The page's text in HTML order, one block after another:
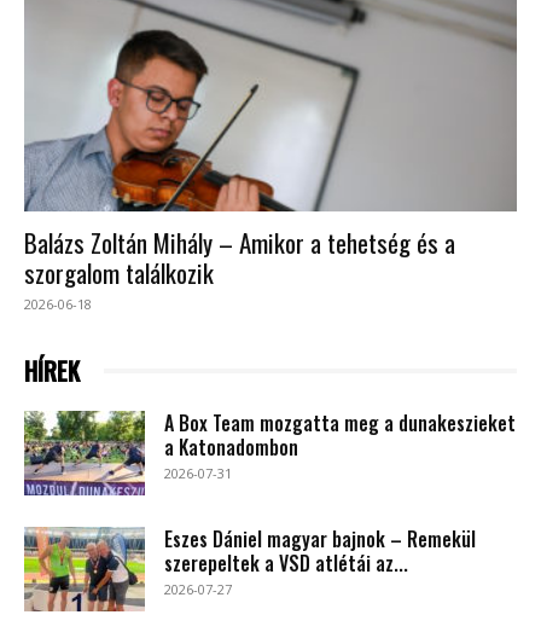
Balázs Zoltán Mihály – Amikor a tehetség és a
szorgalom találkozik
2026-06-18
HÍREK
A Box Team mozgatta meg a dunakeszieket
a Katonadombon
2026-07-31
Eszes Dániel magyar bajnok – Remekül
szerepeltek a VSD atlétái az...
2026-07-27